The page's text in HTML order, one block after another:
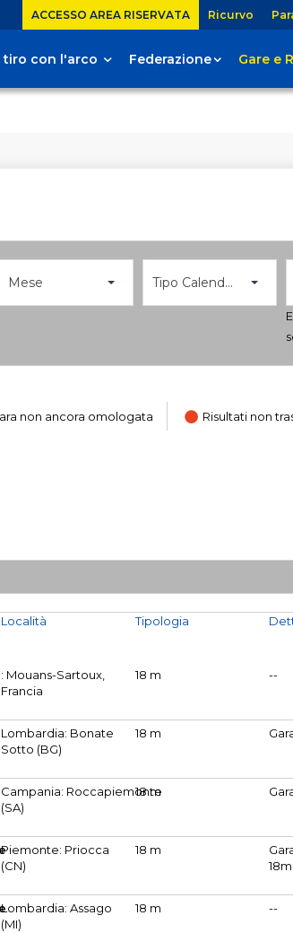
ACCESSO AREA RISERVATA Ricurvo
tiro con l'arco Federazione Gare e
Mese Tipo Calendario
non ancora omologata Risultati non
Località
: Mouans-Sartoux,
Francia
Tipologia
18 m --
Lombardia: Bonate
Sotto (BG)
18 m
Campania: Roccapiemonte
(SA)
18 m
Piemonte: Priocca
(CN)
18 m
18m
Lombardia: Assago
(MI)
18 m --